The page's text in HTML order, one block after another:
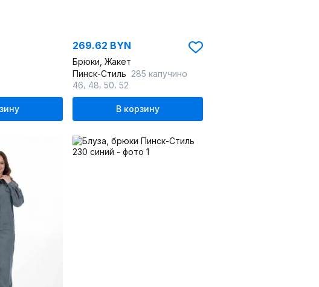
269.62 BYN
Брюки, Жакет
Пинск-Стиль 285 капучино
46 48 50 52
В корзину